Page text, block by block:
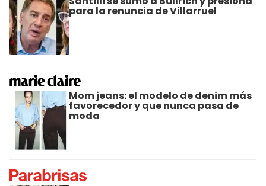
para la renuncia de Villarruel
Mom jeans: el modelo de denim más
favorecedor y que nunca pasa de
moda